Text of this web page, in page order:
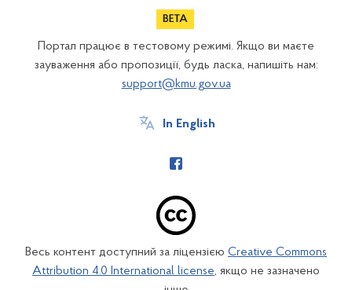
Портал працює в тестовому режимі. Якщо ви маєте
зауваження або пропозиції, будь ласка, напишіть нам:
support@kmu.gov.ua
In English
Весь контент доступний за ліцензією Creative Commons
Attribution 4.0 International license, якщо не зазначено